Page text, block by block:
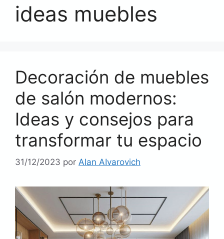
ideas muebles
Decoración de muebles
de salón modernos:
Ideas y consejos para
transformar tu espacio
31/12/2023 por AIan AIvarovich